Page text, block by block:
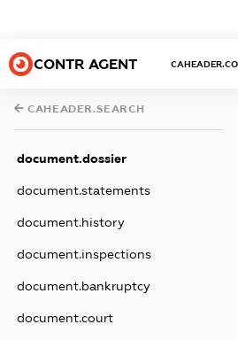
CONTR AGENT
CAHEADER.SEARCH
document.dossier
document.statements
document.history
document.inspections
document.bankruptcy
document.court